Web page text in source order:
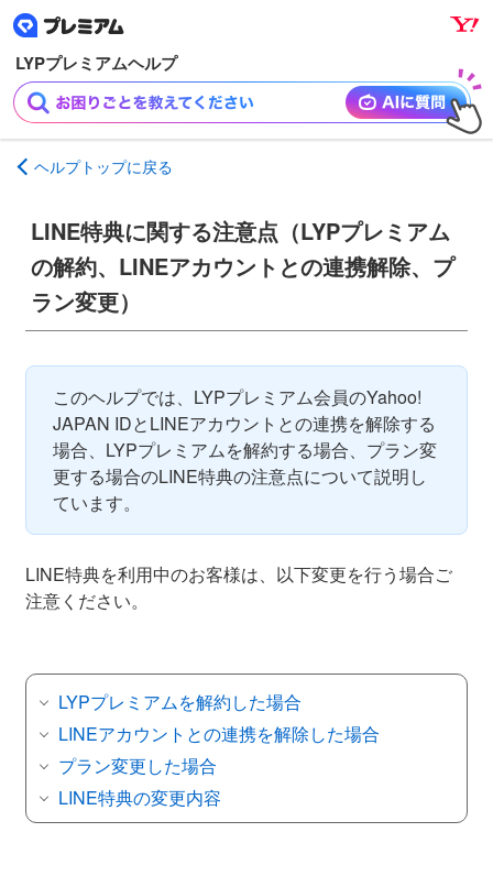
ナ
ビ
ゲ
ー
シ
ョ
ン
メ
イ
ン
コ
ン
テ
ン
ヘルプトップに戻る
LINE特典に関する注意点（LYPプレミアム
の解約、LINEアカウントとの連携解除、プ
ラン変更）
このヘルプでは、LYPプレミアム会員のYahoo!
JAPAN IDとLINEアカウントとの連携を解除する
場合、LYPプレミアムを解約する場合、プラン変
更する場合のLINE特典の注意点について説明し
ています。
LINE特典を利用中のお客様は、以下変更を行う場合ご
注意ください。
LYPプレミアムを解約した場合
LINEアカウントとの連携を解除した場合
プラン変更した場合
LINE特典の変更内容